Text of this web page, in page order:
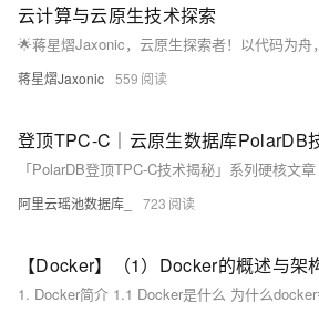
云计算与云原生技术探索
蒋星熠Jaxonic 559
「PolarDB登顶TPC-C技术揭秘」系列硬核文章
阿里云瑶池数据库_ 723